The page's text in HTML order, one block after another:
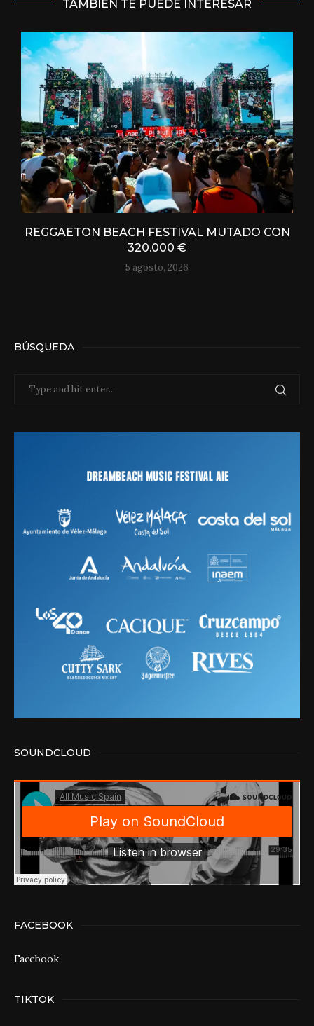
TAMBIÉN TE PUEDE INTERESAR
REGGAETON BEACH FESTIVAL MUTADO CON
320.000 €
5 agosto, 2026
BÚSQUEDA
SOUNDCLOUD
FACEBOOK
Facebook
TIKTOK